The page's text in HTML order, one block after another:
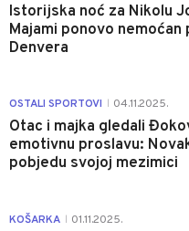
Istorijska noć za Nikolu
Majami ponovo
Denvera
OSTALI SPORTOVI 04.11.2025.
Otac i majka gledali
emotivnu proslavu:
pobjedu svojoj mezimici
KOŠARKA 01.11.2025.